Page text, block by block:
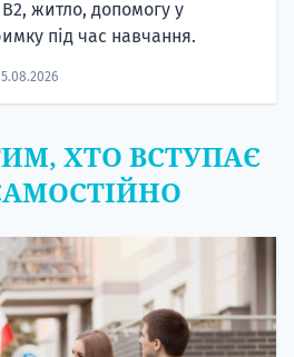
житло, допомогу у
під час навчання.
ХТО ВСТУПАЄ